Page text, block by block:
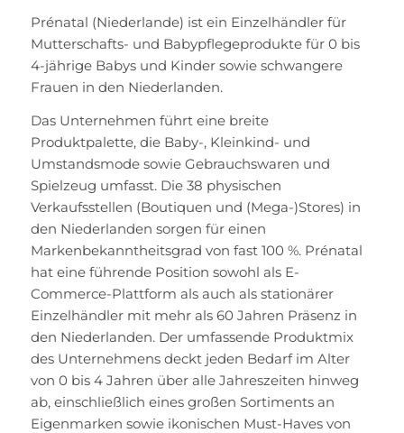
Prénatal (Niederlande) ist ein Einzelhändler für
Mutterschafts- und Babypflegeprodukte für 0 bis
4-jährige Babys und Kinder sowie schwangere
Frauen in den Niederlanden.
Das Unternehmen führt eine breite
Produktpalette, die Baby-, Kleinkind- und
Umstandsmode sowie Gebrauchswaren und
Spielzeug umfasst. Die 38 physischen
Verkaufsstellen (Boutiquen und (Mega-)Stores) in
den Niederlanden sorgen für einen
Markenbekanntheitsgrad von fast 100 %. Prénatal
hat eine führende Position sowohl als E-
Commerce-Plattform als auch als stationärer
Einzelhändler mit mehr als 60 Jahren Präsenz in
den Niederlanden. Der umfassende Produktmix
des Unternehmens deckt jeden Bedarf im Alter
von 0 bis 4 Jahren über alle Jahreszeiten hinweg
ab, einschließlich eines großen Sortiments an
Eigenmarken sowie ikonischen Must-Haves von